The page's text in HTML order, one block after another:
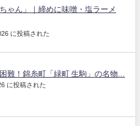
ゃん」｜締めに味噌・塩ラーメ
に投稿された
難！錦糸町「緑町 生駒」の名物...
に投稿された